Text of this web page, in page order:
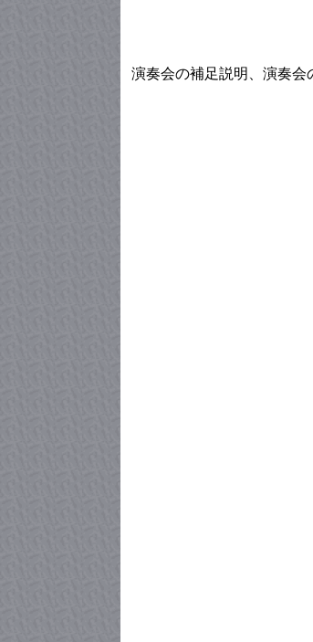
演奏会の補足説明、演奏会